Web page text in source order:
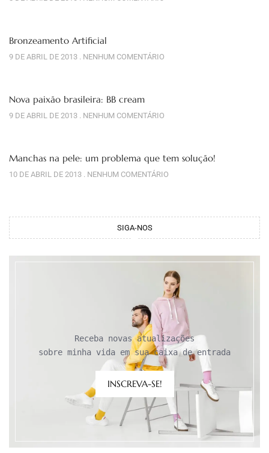
Bronzeamento Artificial
9 DE ABRIL DE 2013 NENHUM COMENTÁRIO
Nova paixão brasileira: BB cream
9 DE ABRIL DE 2013 NENHUM COMENTÁRIO
Manchas na pele: um problema que tem solução!
10 DE ABRIL DE 2013 NENHUM COMENTÁRIO
SIGA-NOS
Receba novas atualizações
sobre minha vida em sua caixa de entrada
INSCREVA-SE!